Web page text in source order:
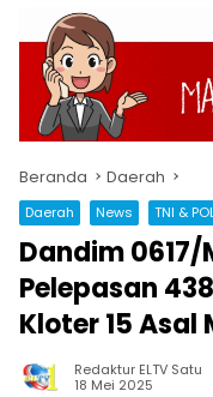
Beranda Daerah
Daerah News TNI &
Dandim
Pelepasan
Kloter 15 Asal
Redaktur ELTV Satu
18 Mei 2025